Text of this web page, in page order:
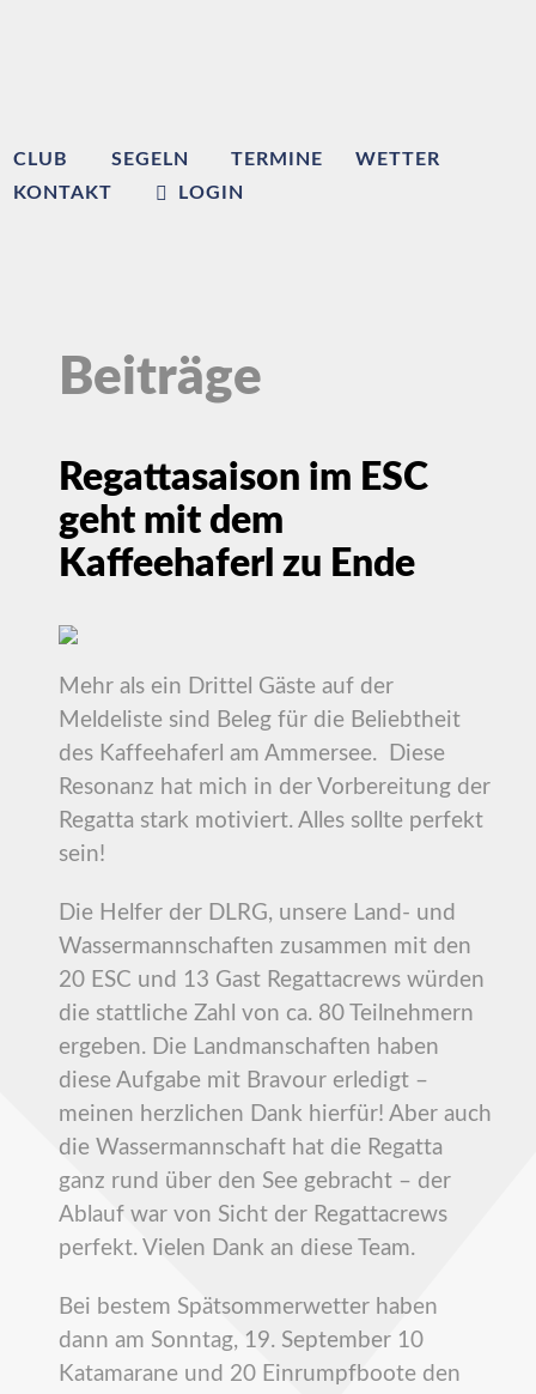
CLUB SEGELN TERMINE
WETTER
KONTAKT
LOGIN
Beiträge
Regattasaison im ESC
geht mit dem
Kaffeehaferl zu Ende
Mehr als ein Drittel Gäste auf der
Meldeliste sind Beleg für die Beliebtheit
des Kaffeehaferl am Ammersee. Diese
Resonanz hat mich in der Vorbereitung der
Regatta stark motiviert. Alles sollte perfekt
sein!
Die Helfer der DLRG, unsere Land- und
Wassermannschaften zusammen mit den
20 ESC und 13 Gast Regattacrews würden
die stattliche Zahl von ca. 80 Teilnehmern
ergeben. Die Landmanschaften haben
diese Aufgabe mit Bravour erledigt –
meinen herzlichen Dank hierfür! Aber auch
die Wassermannschaft hat die Regatta
ganz rund über den See gebracht – der
Ablauf war von Sicht der Regattacrews
perfekt. Vielen Dank an diese Team.
Bei bestem Spätsommerwetter haben
dann am Sonntag, 19. September 10
Katamarane und 20 Einrumpfboote den